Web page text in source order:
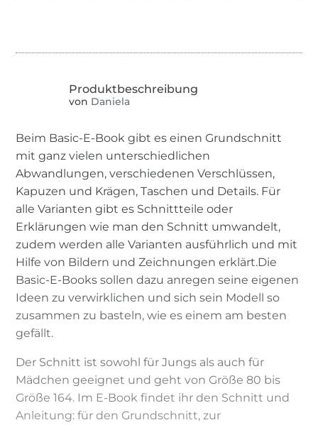
von Daniela
Beim Basic-E-Book gibt es einen Grundschnitt
mit ganz vielen unterschiedlichen
Abwandlungen, verschiedenen Verschlüssen,
Kapuzen und Krägen, Taschen und Details. Für
alle Varianten gibt es Schnittteile oder
Erklärungen wie man den Schnitt umwandelt,
zudem werden alle Varianten ausführlich und mit
Hilfe von Bildern und Zeichnungen erklärt.Die
Basic-E-Books sollen dazu anregen seine eigenen
Ideen zu verwirklichen und sich sein Modell so
zusammen zu basteln, wie es einem am besten
gefällt.
Der Schnitt ist sowohl für Jungs als auch für
Mädchen geeignet und geht von Größe 80 bis
Größe 164. Im E-Book findet ihr den Schnitt und
Anleitung: für den Grundschnitt, zur